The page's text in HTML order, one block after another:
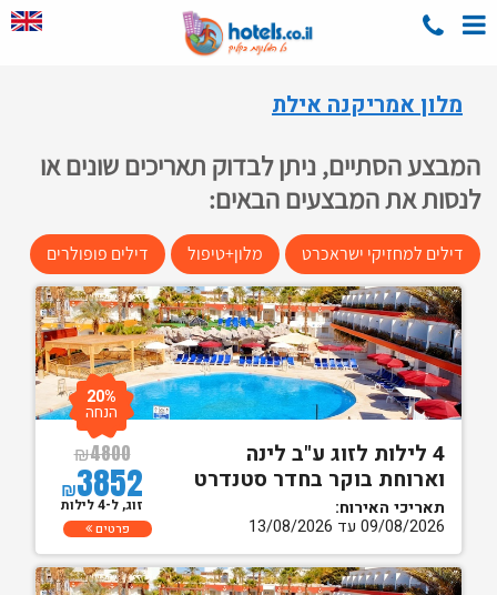
מלון אמריקנה אילת
המבצע הסתיים, ניתן לבדוק תאריכים שונים או
לנסות את המבצעים הבאים:
דילים למחזיקי ישראכרט מלון+טיפול דילים פופולרים
4 לילות לזוג ע"ב לינה
וארוחת בוקר בחדר סטנדרט
תאריכי האירוח:
09/08/2026 עד 13/08/2026
₪4800
₪3852
20%
הנחה
זוג, ל-4 לילות
פרטים